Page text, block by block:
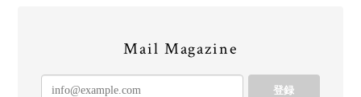
Mail Magazine
登録